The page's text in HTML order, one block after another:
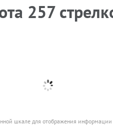
257
шкале для отображения информации